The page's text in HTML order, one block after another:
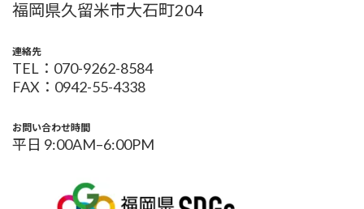
福岡県久留米市大石町204
連絡先
TEL：070-9262-8584
FAX：0942-55-4338
お問い合わせ時間
平日 9:00AM–6:00PM